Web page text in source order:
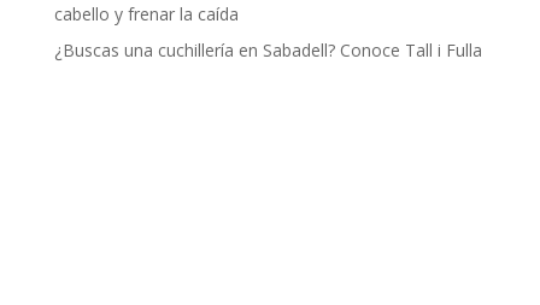
cabello y frenar la caída
¿Buscas una cuchillería en Sabadell? Conoce Tall i Fulla